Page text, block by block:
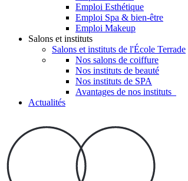
Emploi Esthétique
Emploi Spa & bien-être
Emploi Makeup
Salons et instituts
Salons et instituts de l'École Terrade
Nos salons de coiffure
Nos instituts de beauté
Nos instituts de SPA
Avantages de nos instituts
Actualités